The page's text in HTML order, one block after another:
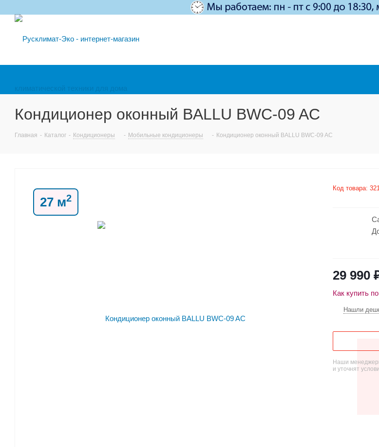
Кондиционер оконный BALLU BWC-09 AC
Главная - Каталог - Кондиционеры - Мобильные кондиционеры - Кондиционер оконный BALLU BWC-09 AC
27 м2
Код товара:
29 990
Как купить
Нашли
Наши
и уточнят